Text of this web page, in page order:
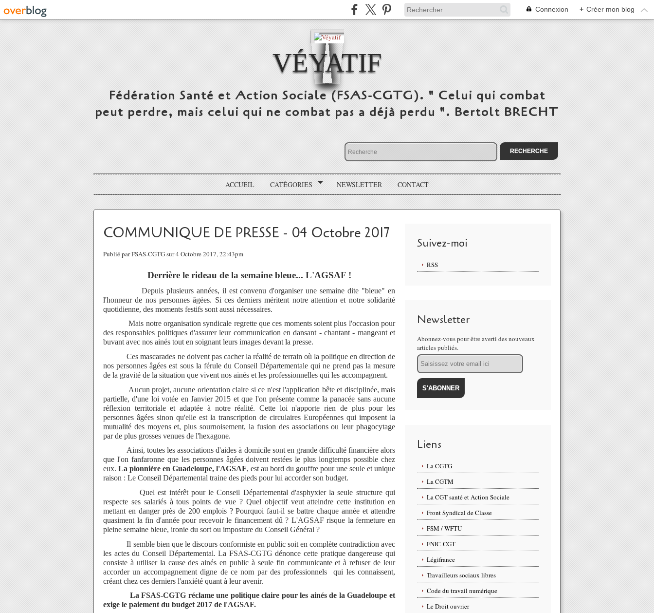
Connexion + Créer mon blog
VÉYATIF
Fédération Santé et Action Sociale (FSAS-CGTG). " Celui qui combat
peut perdre, mais celui qui ne combat pas a déjà perdu ". Bertolt BRECHT
ACCUEIL CATÉGORIES NEWSLETTER CONTACT
COMMUNIQUE DE PRESSE - 04 Octobre 2017
Publié par FSAS-CGTG sur 4 Octobre 2017, 22:43pm
Derrière le rideau de la semaine bleue... L'AGSAF !
Depuis plusieurs années, il est convenu d'organiser une semaine dite "bleue" en
l'honneur de nos personnes âgées. Si ces derniers méritent notre attention et notre solidarité
quotidienne, des moments festifs sont aussi nécessaires.
Mais notre organisation syndicale regrette que ces moments soient plus l'occasion pour
des responsables politiques d'assurer leur communication en dansant - chantant - mangeant et
buvant avec nos ainés tout en soignant leurs images devant la presse.
Ces mascarades ne doivent pas cacher la réalité de terrain où la politique en direction de
nos personnes âgées est sous la férule du Conseil Départementale qui ne prend pas la mesure
de la gravité de la situation que vivent nos ainés et les professionnelles qui les accompagnent.
Aucun projet, aucune orientation claire si ce n'est l'application bête et disciplinée, mais
partielle, d'une loi votée en Janvier 2015 et que l'on présente comme la panacée sans aucune
réflexion territoriale et adaptée à notre réalité. Cette loi n'apporte rien de plus pour les
personnes âgées sinon qu'elle est la transcription de circulaires Européennes qui imposent la
mutualité des moyens et, plus sournoisement, la fusion des associations ou leur phagocytage
par de plus grosses venues de l'hexagone.
Ainsi, toutes les associations d'aides à domicile sont en grande difficulté financière alors
que l'on fanfaronne que les personnes âgées doivent restées le plus longtemps possible chez
eux. La pionnière en Guadeloupe, l'AGSAF, est au bord du gouffre pour une seule et unique
raison : Le Conseil Départemental traine des pieds pour lui accorder son budget.
Quel est intérêt pour le Conseil Départemental d'asphyxier la seule structure qui
respecte ses salariés à tous points de vue ? Quel objectif veut atteindre cette institution en
mettant en danger près de 200 emplois ? Pourquoi faut-il se battre chaque année et attendre
quasiment la fin d'année pour recevoir le financement dû ? L'AGSAF risque la fermeture en
pleine semaine bleue, ironie du sort ou imposture du Conseil Général ?
Il semble bien que le discours conformiste en public soit en complète contradiction avec
les actes du Conseil Départemental. La FSAS-CGTG dénonce cette pratique dangereuse qui
consiste à utiliser la cause des ainés en public à seule fin communicante et à refuser de leur
accorder un accompagnement digne de ce nom par des professionnels qui les connaissent,
créant chez ces derniers l'anxiété quant à leur avenir.
La FSAS-CGTG réclame une politique claire pour les ainés de la Guadeloupe et
exige le paiement du budget 2017 de l'AGSAF.
Suivez-moi
RSS
Newsletter
Abonnez-vous pour être averti des nouveaux
articles publiés.
Email
Liens
La CGTG
La CGTM
La CGT santé et Action Sociale
Front Syndical de Classe
FSM / WFTU
FNIC-CGT
Légifrance
Travailleurs sociaux libres
Code du travail numérique
Le Droit ouvrier